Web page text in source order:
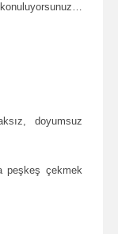
doyumsuz
peşkeş çekmek